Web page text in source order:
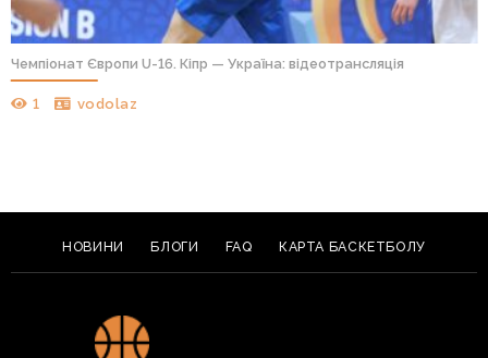
Чемпіонат Європи U-16. Кіпр — Україна: відеотрансляція
1 vodolaz
НОВИНИ БЛОГИ FAQ КАРТА БАСКЕТБОЛУ